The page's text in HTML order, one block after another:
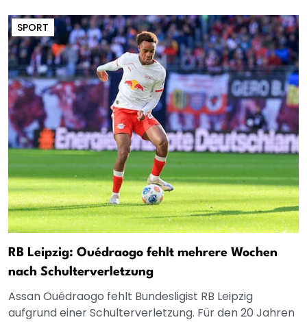
SPORT
RB Leipzig: Ouédraogo fehlt mehrere Wochen
nach Schulterverletzung
Assan Ouédraogo fehlt Bundesligist RB Leipzig
aufgrund einer Schulterverletzung. Für den 20 Jahren